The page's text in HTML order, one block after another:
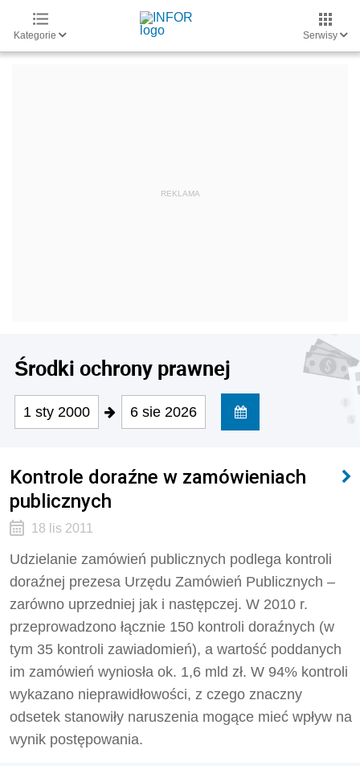
Kategorie Serwisy
Środki ochrony prawnej
1 sty 2000 6 sie 2026
Kontrole doraźne w zamówieniach
publicznych
18 lis 2011
Udzielanie zamówień publicznych podlega kontroli
doraźnej prezesa Urzędu Zamówień Publicznych –
zarówno uprzedniej jak i następczej. W 2010 r.
przeprowadzono łącznie 150 kontroli doraźnych (w
tym 35 kontroli zawiadomień), a wartość poddanych
im zamówień wyniosła ok. 1,6 mld zł. W 94% kontroli
wykazano nieprawidłowości, z czego znaczny
odsetek stanowiły naruszenia mogące mieć wpływ na
wynik postępowania.